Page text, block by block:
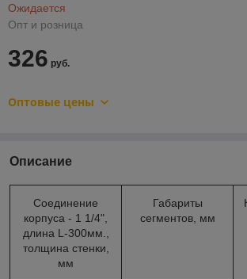
Ожидается
Опт и розница
326 руб.
Оптовые цены
Описание
Соединение
корпуса - 1 1/4",
длина L-300мм.,
толщина стенки,
мм
Габариты
сегментов, мм